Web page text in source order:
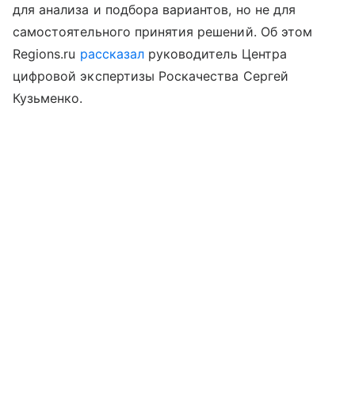
для анализа и подбора вариантов, но не для
самостоятельного принятия решений. Об этом
Regions.ru рассказалруководитель Центра
цифровой экспертизы Роскачества Сергей
Кузьменко.